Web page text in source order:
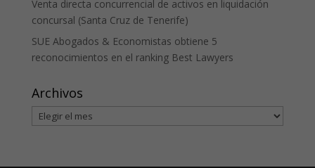
Venta directa concurrencial de activos en liquidación
concursal (Santa Cruz de Tenerife)
SUE Abogados & Economistas obtiene 5
reconocimientos en el ranking Best Lawyers
Archivos
Archivos